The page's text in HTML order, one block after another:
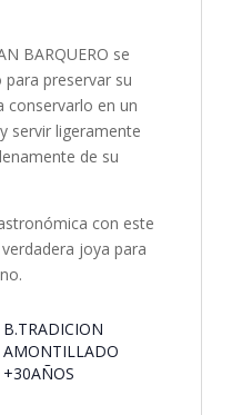
BARQUERO se
preservar su
conservarlo en un
servir ligeramente
de su
con este
joya para
B.TRADICION
AMONTILLADO
+30AÑOS